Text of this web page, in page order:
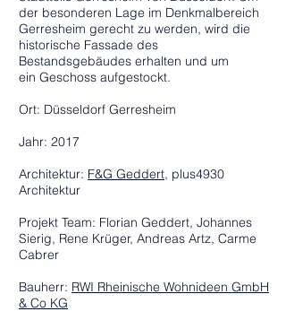
der besonderen Lage im Denkmalbereich
Gerresheim gerecht zu werden, wird die
historische Fassade des
Bestandsgebäudes erhalten und um
ein Geschoss aufgestockt.
Ort: Düsseldorf Gerresheim
Jahr: 2017
Architektur: F&G Geddert, plus4930
Architektur
Projekt Team: Florian Geddert, Johannes
Sierig, Rene Krüger, Andreas Artz, Carme
Cabrer
Bauherr: RWI Rheinische Wohnideen GmbH
& Co KG